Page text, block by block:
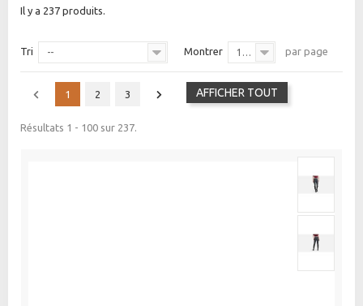
Il y a 237 produits.
Tri -- Montrer 100 par page
AFFICHER TOUT
1 2 3
Résultats 1 - 100 sur 237.